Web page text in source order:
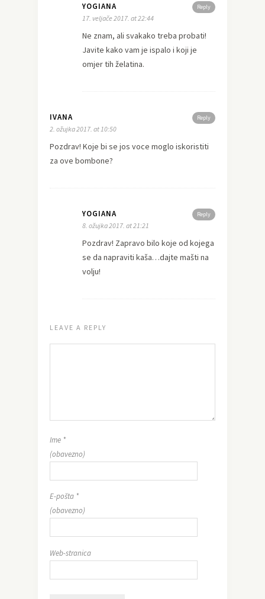
Reply
YOGIANA
17. veljače 2017. at 22:44
Ne znam, ali svakako treba probati!
Javite kako vam je ispalo i koji je
omjer tih želatina.
Reply
IVANA
2. ožujka 2017. at 10:50
Pozdrav! Koje bi se jos voce moglo iskoristiti
za ove bombone?
Reply
YOGIANA
8. ožujka 2017. at 21:21
Pozdrav! Zapravo bilo koje od kojega
se da napraviti kaša…dajte mašti na
volju!
LEAVE A REPLY
Ime *
(obavezno)
E-pošta *
(obavezno)
Web-stranica